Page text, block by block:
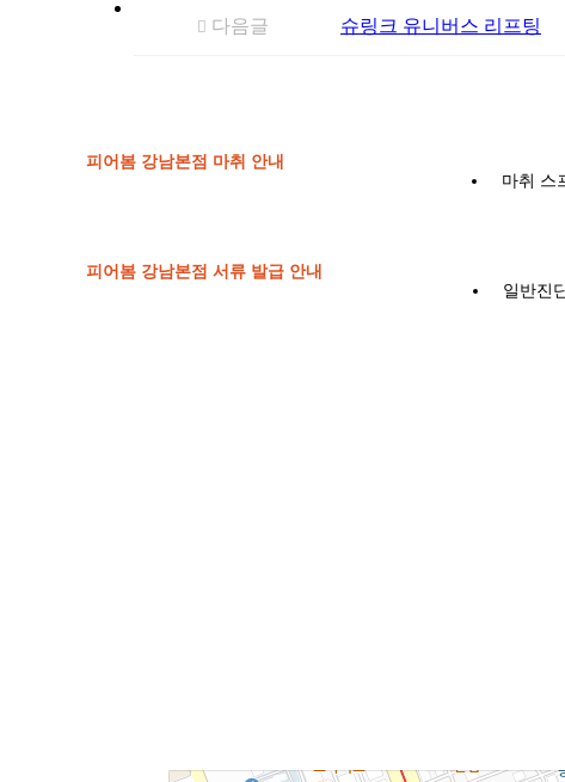
다음글 슈링크 유니버스 리프팅
피어봄 강남본점 마취 안내
마취 스
피어봄 강남본점 서류 발급 안내
일반진